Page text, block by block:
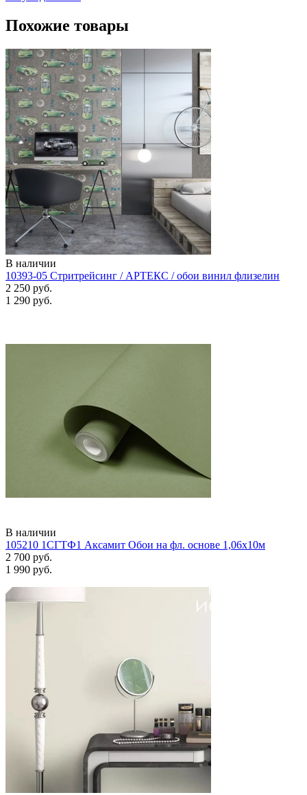
Похожие товары
В наличии
10393-05 Стритрейсинг / АРТЕКС / обои винил флизелин
2 250 руб.
1 290 руб.
В наличии
105210 1СГТФ1 Аксамит Обои на фл. основе 1,06х10м
2 700 руб.
1 990 руб.